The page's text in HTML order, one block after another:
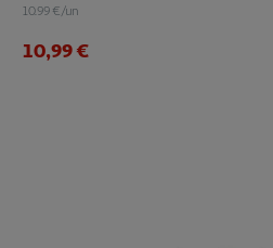
10.99 €/un
10,99 €